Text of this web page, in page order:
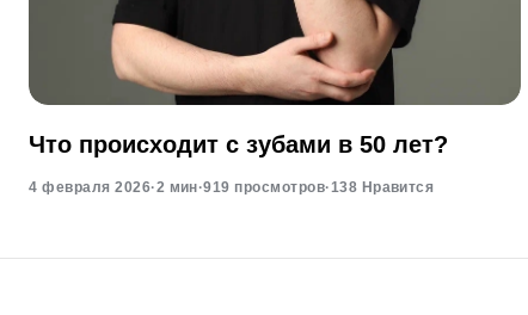
Что происходит с зубами в 50 лет?
4 февраля 2026·2 мин·919 просмотров·138 Нравится